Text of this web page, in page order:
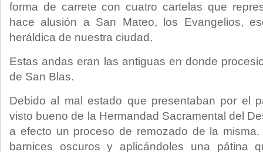
forma de carrete con cuatro cartelas que
hace alusión a San Mateo, los Evangelios,
heráldica de nuestra ciudad.
Estas andas eran las antiguas en donde
de San Blas.
Debido al mal estado que presentaban por el
visto bueno de la Hermandad Sacramental del
a efecto un proceso de remozado de la
barnices oscuros y aplicándoles una pátina